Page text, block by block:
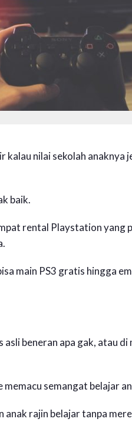
nilai sekolah anaknya
baik.
rental Playstation yang
main PS3 gratis hingga
beneran apa gak, atau di
memacu semangat belajar
anak rajin belajar tanpa